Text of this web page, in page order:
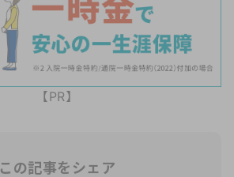
【PR】
この記事をシェア